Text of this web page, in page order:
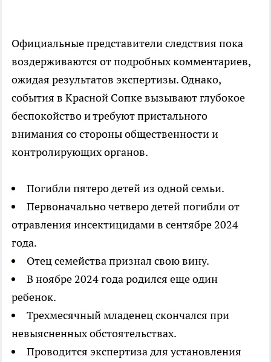
Официальные представители следствия пока
воздерживаются от подробных комментариев,
ожидая результатов экспертизы. Однако,
события в Красной Сопке вызывают глубокое
беспокойство и требуют пристального
внимания со стороны общественности и
контролирующих органов.
Погибли пятеро детей из одной семьи.
Первоначально четверо детей погибли от
отравления инсектицидами в сентябре 2024
года.
Отец семейства признал свою вину.
В ноябре 2024 года родился еще один
ребенок.
Трехмесячный младенец скончался при
невыясненных обстоятельствах.
Проводится экспертиза для установления